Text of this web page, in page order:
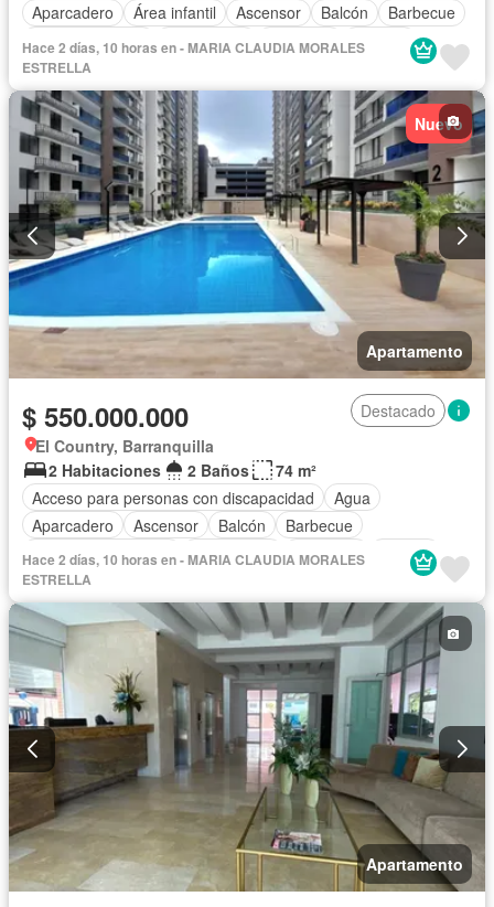
Aparcadero
Área infantil Ascensor Balcón
Barbecue
Cancha de tenis
Gas natural Gimnasio
Internet
Jacuzzi
Seguridad privada
Tanque de agua
Terraza Vista panorámica
Hace 2 días, 10 horas en - MARIA CLAUDIA MORALES
ESTRELLA
Nuevo
Apartamento
$ 550.000.000
Destacado
El Country, Barranquilla
2 Habitaciones
2 Baños
74 m²
Acceso para personas con discapacidad
Agua
Aparcadero
Ascensor Balcón
Barbecue
Caseta de vigilancia
Gas natural Gimnasio
Jacuzzi
Jardín
Tanque de agua
Hace 2 días, 10 horas en - MARIA CLAUDIA MORALES
ESTRELLA
Apartamento